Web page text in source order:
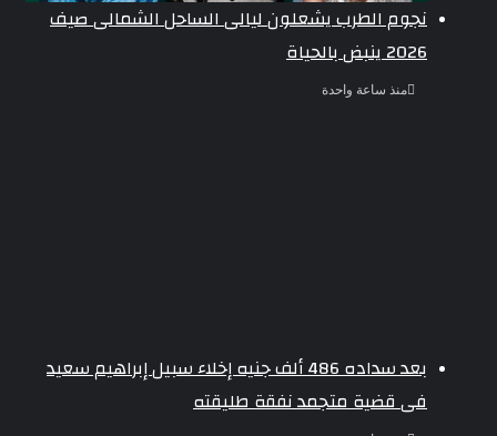
نجوم الطرب يشعلون ليالى الساحل الشمالى صيف
2026 ينبض بالحياة
منذ ساعة واحدة
بعد سداده 486 ألف جنيه إخلاء سبيل إبراهيم سعيد
فى قضية متجمد نفقة طليقته